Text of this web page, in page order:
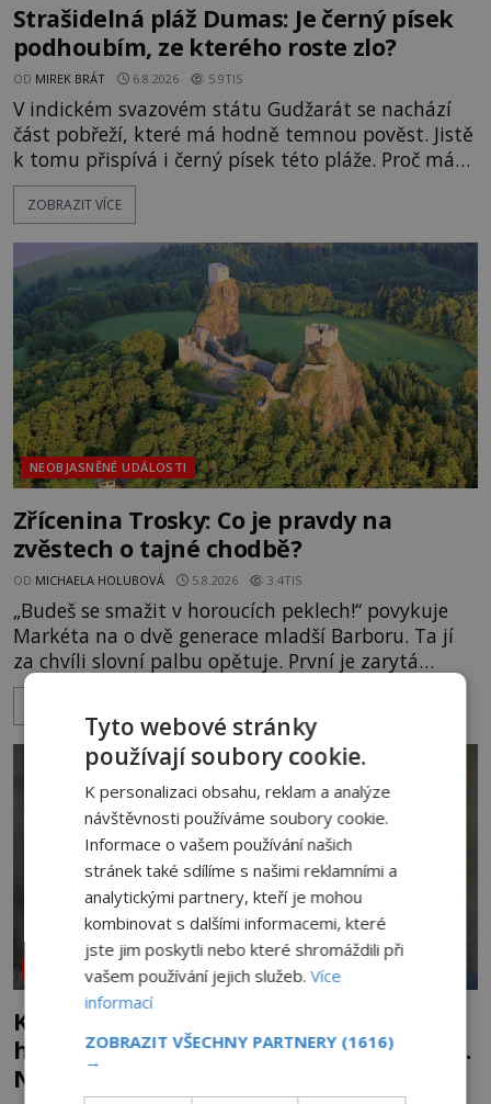
Strašidelná pláž Dumas: Je černý písek
podhoubím, ze kterého roste zlo?
OD MIREK BRÁT 6.8.2026 5.9TIS
V indickém svazovém státu Gudžarát se nachází
část pobřeží, které má hodně temnou pověst. Jistě
k tomu přispívá i černý písek této pláže. Proč má
pláž takové netypické zbarvení? Nakolik jsou
pravdivé historky, že zde došlo k nevysvětlitelným
následovat. Vstupujeme na pláž Dumas ve městě
Surat. Gu
ZOBRAZIT VÍCE
NEOBJASNĚNÉ UDÁLOSTI
Zřícenina Trosky: Co je pravdy na
zvěstech o tajné chodbě?
OD MICHAELA HOLUBOVÁ 5.8.2026 3.4TIS
„Budeš se smažit v horoucích peklech!“ povykuje
Markéta na o dvě generace mladší Barboru. Ta jí
za chvíli slovní palbu opětuje. První je zarytá
katolička, druhá přesvědčená kališnice. A každá z
nich se usídlí na jedné z věží slavného hradu
mezi vůdce protihusitského boje. Za manželku má
skutečně jistou
NEOBJASNĚNÉ UDÁLOSTI
Kletba Tamerlánovy hrobky: Otevřeli
hrob a za dva dny začala invaze do SSSR.
Náhoda, nebo varování?
Tyto webové stránky
používají soubory cookie.
K personalizaci obsahu, reklam a analýze
návštěvnosti používáme soubory cookie.
Informace o vašem používání našich
stránek také sdílíme s našimi reklamními a
analytickými partnery, kteří je mohou
kombinovat s dalšími informacemi, které
jste jim poskytli nebo které shromáždili při
vašem používání jejich služeb.Více
informací
ZOBRAZIT VŠECHNY PARTNERY (1616)
→